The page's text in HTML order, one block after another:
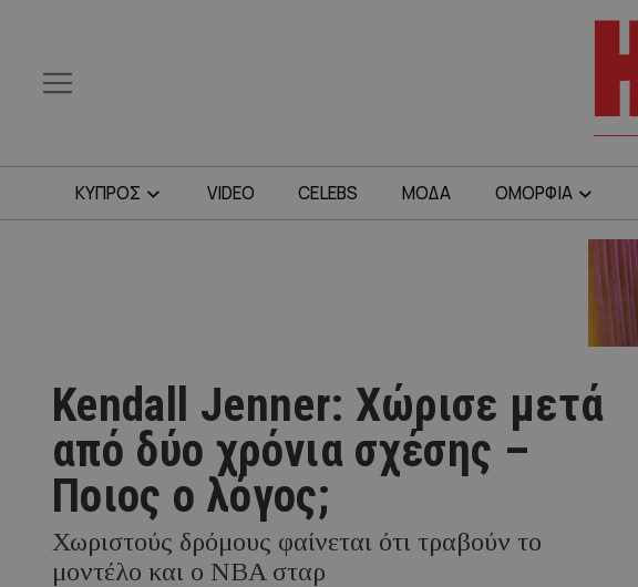
ΚΥΠΡΟΣ VIDEO CELEBS ΜΟΔΑ ΟΜΟΡΦΙΑ
Kendall Jenner: Χώρισε μετά
από δύο χρόνια σχέσης –
Ποιος ο λόγος;
Χωριστούς δρόμους φαίνεται ότι τραβούν το
μοντέλο και ο NBA σταρ